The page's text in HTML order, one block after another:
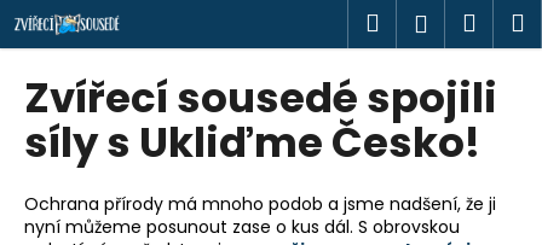
Přejít
na
obsah
Hledat
Zvířecí sousedé spojili
síly s Ukliďme Česko!
Ochrana přírody má mnoho podob a jsme nadšení, že ji
nyní můžeme posunout zase o kus dál. S obrovskou
K
o
C
o
p
o